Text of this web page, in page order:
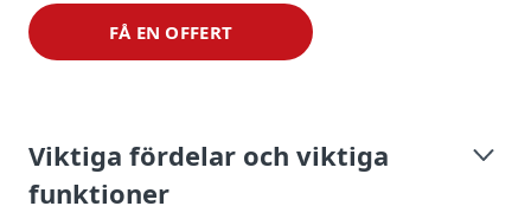
FÅ EN OFFERT
Viktiga fördelar och viktiga
funktioner